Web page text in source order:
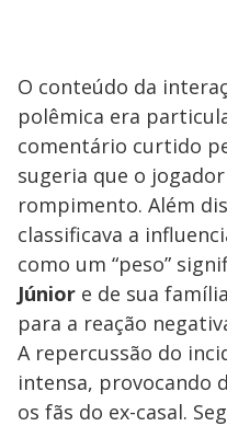
O conteúdo da
polêmica era
comentário curtido
sugeria que o
rompimento. Além
classificava a
como um “peso”
Júnior e de sua
para a reação
A repercussão do
intensa, provocando
os fãs do ex-casal.